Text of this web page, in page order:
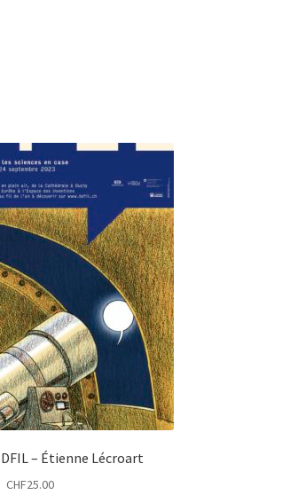
– Étienne Lécroart
CHF25.00